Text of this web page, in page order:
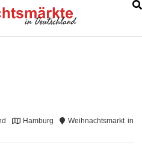
Hamburg
Weihnachtsmarkt in